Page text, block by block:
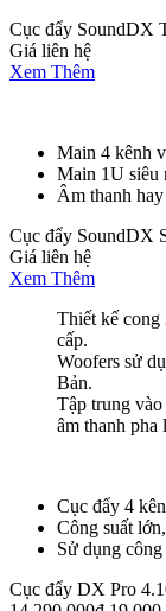
Cục đẩy SoundDX
Giá liên hệ
Xem Thêm
Main 4 kênh
Main 1U siêu
Âm thanh
Cục đẩy SoundDX
Giá liên hệ
Xem Thêm
Thiết kế cong
cấp.
Woofers sử
Bản.
Tập trung
âm thanh pha
Cục đẩy 4
Công suất
Sử dụng
Cục đẩy DX Pro